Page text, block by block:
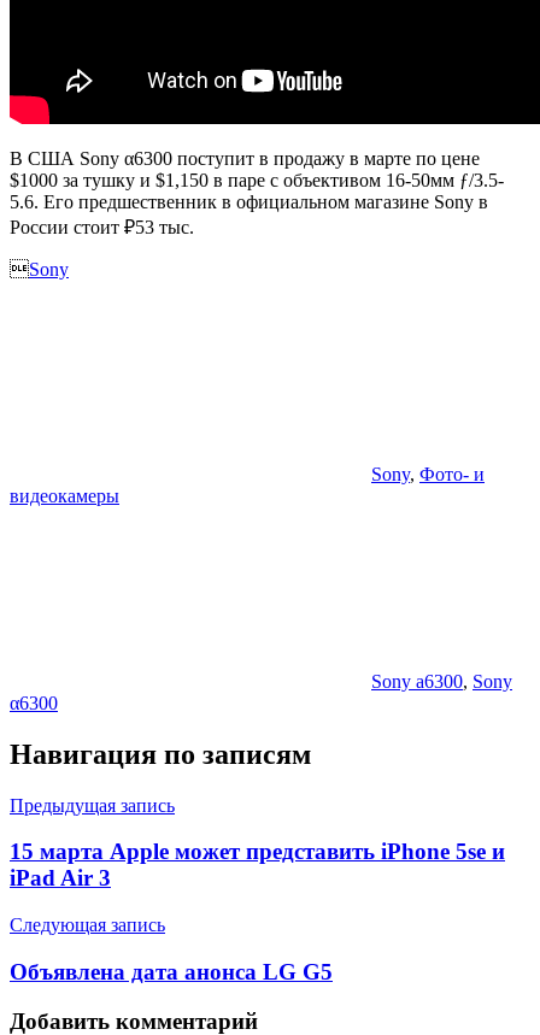
В США Sony α6300 поступит в продажу в марте по цене
$1000 за тушку и $1,150 в паре с объективом 16-50мм ƒ/3.5-
5.6. Его предшественник в официальном магазине Sony в
России стоит ₽53 тыс.
Sony
Sony, Фото- и
видеокамеры
Sony a6300, Sony
α6300
Навигация по записям
Предыдущая запись
15 марта Apple может представить iPhone 5se и
iPad Air 3
Следующая запись
Объявлена дата анонса LG G5
Добавить комментарий